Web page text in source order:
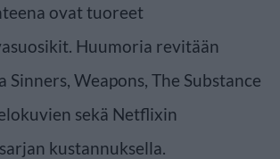
ovat tuoreet
Huumoria revitään
Sinners, Weapons, The Substance
sekä Netflixin
kustannuksella.